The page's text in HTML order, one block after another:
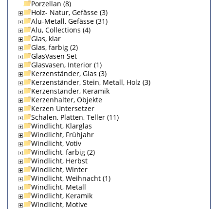
Porzellan (8)
Holz- Natur, Gefässe (3)
Alu-Metall, Gefässe (31)
Alu, Collections (4)
Glas, klar
Glas, farbig (2)
GlasVasen Set
Glasvasen, Interior (1)
Kerzenständer, Glas (3)
Kerzenständer, Stein, Metall, Holz (3)
Kerzenständer, Keramik
Kerzenhalter, Objekte
Kerzen Untersetzer
Schalen, Platten, Teller (11)
Windlicht, Klarglas
Windlicht, Frühjahr
Windlicht, Votiv
Windlicht, farbig (2)
Windlicht, Herbst
Windlicht, Winter
Windlicht, Weihnacht (1)
Windlicht, Metall
Windlicht, Keramik
Windlicht, Motive